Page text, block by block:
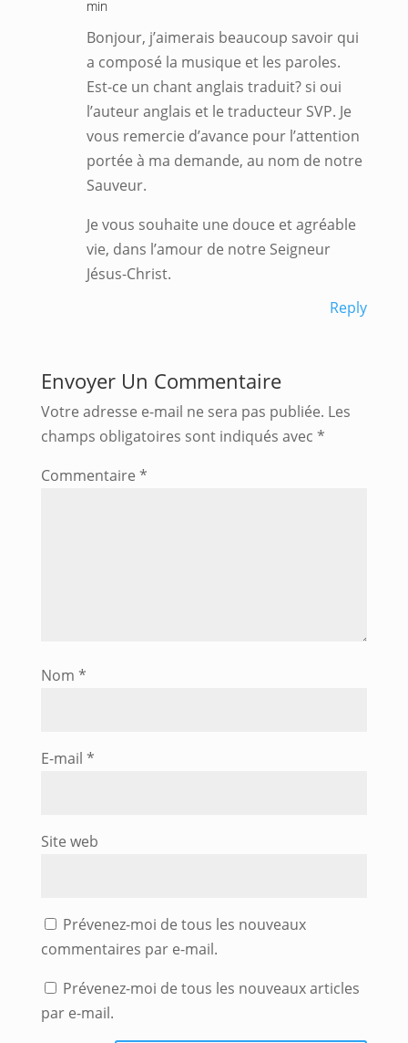
min
Bonjour, j’aimerais beaucoup savoir qui
a composé la musique et les paroles.
Est-ce un chant anglais traduit? si oui
l’auteur anglais et le traducteur SVP. Je
vous remercie d’avance pour l’attention
portée à ma demande, au nom de notre
Sauveur.
Je vous souhaite une douce et agréable
vie, dans l’amour de notre Seigneur
Jésus-Christ.
Reply
Envoyer Un Commentaire
Votre adresse e-mail ne sera pas publiée. Les
champs obligatoires sont indiqués avec *
Commentaire *
Nom *
E-mail *
Site web
Prévenez-moi de tous les nouveaux
commentaires par e-mail.
Prévenez-moi de tous les nouveaux articles
par e-mail.